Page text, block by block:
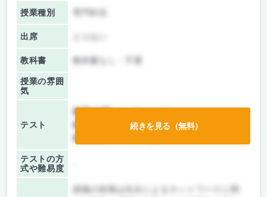
授業種別
出席
教科書 教科書なし・不要
授業の雰囲
気
テスト
前期/中間：
後期/期末：
レポートのみ
テストの方
式や難易度
講義の前期は先生によるネットワークに関
続きを見る（無料）